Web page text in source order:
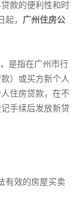
款的便利性和时
， 广州住房公
是指在广州市行
）或买方新个人
住房贷款，在不
手续后发放新贷
有效的房屋买卖